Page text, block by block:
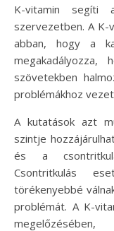
K-vitamin segíti
szervezetben. A K-
abban, hogy a
szövetekben
problémákhoz
A kutatások azt
szintje
és a
Csontritkulás
törékenyebbé
problémát. A K-